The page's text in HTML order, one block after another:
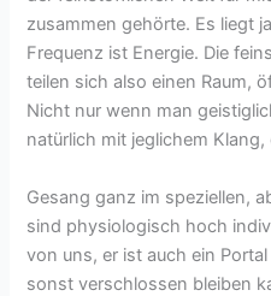
zusammen gehörte. Es liegt
Frequenz ist Energie. Die
teilen sich also einen Raum,
Nicht nur wenn man
natürlich mit jeglichem
Gesang ganz im speziellen,
sind physiologisch hoch
von uns, er ist auch ein
sonst verschlossen bleiben